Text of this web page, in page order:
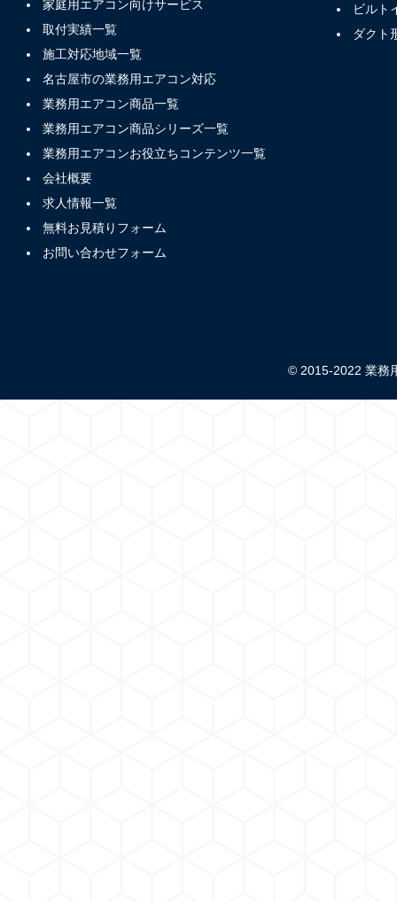
家庭用エアコン向けサービス
取付実績一覧
施工対応地域一覧
名古屋市の業務用エアコン対応
業務用エアコン商品一覧
業務用エアコン商品シリーズ一覧
業務用エアコンお役立ちコンテンツ一覧
会社概要
求人情報一覧
無料お見積りフォーム
お問い合わせフォーム
ビルト
ダクト
© 2015-2022 業務